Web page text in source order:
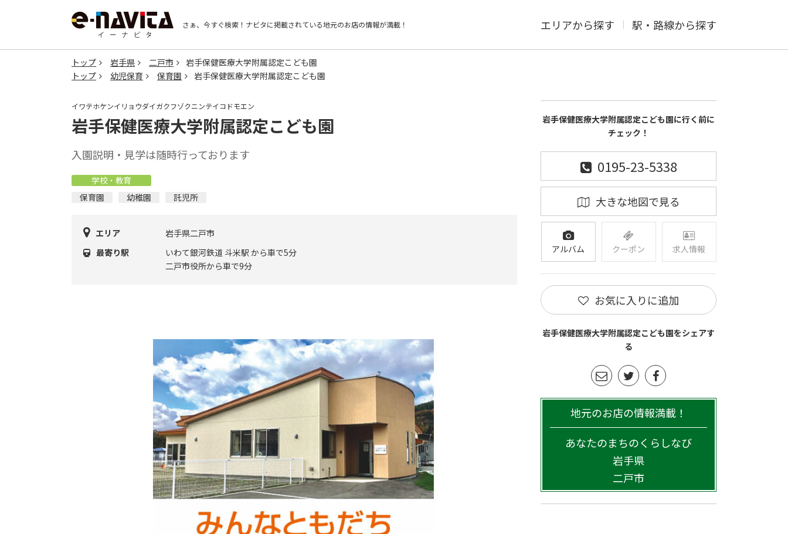
さぁ、今すぐ検索！ ナビタに掲載されている地元のお店の情報が満載！ エリアから探す 駅・路線から探す
トップ 岩手県 二戸市
岩手保健医療大学附属認定こども園
トップ
幼児保育 保育園 岩手保健医療大学附属認定こども園
イワテホケンイリョウダイガクフゾクニンテイコドモエン
岩手保健医療大学附属認定こども園
入園説明・見学は随時行っております
学校・教育
保育園
幼稚園 託児所
エリア
岩手県二戸市
最寄り駅
いわて銀河鉄道 斗米駅 から車で5分
二戸市役所から車で9分
岩手保健医療大学附属認定こども園に行く前に
チェック！
0195-23-5338
大きな地図で見る
アルバム クーポン 求人情報
お気に入りに追加
岩手保健医療大学附属認定こども園をシェアす
る
地元のお店の情報満載！
あなたのまちのくらしなび
岩手県
二戸市